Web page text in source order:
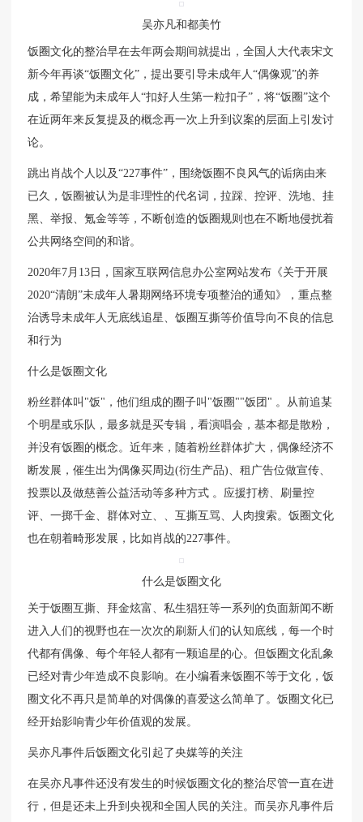
吴亦凡和都美竹
饭圈文化的整治早在去年两会期间就提出，全国人大代表宋文
新今年再谈“饭圈文化”，提出要引导未成年人“偶像观”的养
成，希望能为未成年人“扣好人生第一粒扣子”，将“饭圈”这个
在近两年来反复提及的概念再一次上升到议案的层面上引发讨
论。
跳出肖战个人以及“227事件”，围绕饭圈不良风气的诟病由来
已久，饭圈被认为是非理性的代名词，拉踩、控评、洗地、挂
黑、举报、氪金等等，不断创造的饭圈规则也在不断地侵扰着
公共网络空间的和谐。
2020年7月13日，国家互联网信息办公室网站发布《关于开展
2020“清朗”未成年人暑期网络环境专项整治的通知》，重点整
治诱导未成年人无底线追星、饭圈互撕等价值导向不良的信息
和行为
什么是饭圈文化
粉丝群体叫"饭"，他们组成的圈子叫"饭圈""饭团" 。从前追某
个明星或乐队，最多就是买专辑，看演唱会，基本都是散粉，
并没有饭圈的概念。近年来，随着粉丝群体扩大，偶像经济不
断发展，催生出为偶像买周边(衍生产品)、租广告位做宣传、
投票以及做慈善公益活动等多种方式 。应援打榜、刷量控
评、一掷千金、群体对立、、互撕互骂、人肉搜索。饭圈文化
也在朝着畸形发展，比如肖战的227事件。
什么是饭圈文化
关于饭圈互撕、拜金炫富、私生猖狂等一系列的负面新闻不断
进入人们的视野也在一次次的刷新人们的认知底线，每一个时
代都有偶像、每个年轻人都有一颗追星的心。但饭圈文化乱象
已经对青少年造成不良影响。在小编看来饭圈不等于文化，饭
圈文化不再只是简单的对偶像的喜爱这么简单了。饭圈文化已
经开始影响青少年价值观的发展。
吴亦凡事件后饭圈文化引起了央媒等的关注
在吴亦凡事件还没有发生的时候饭圈文化的整治尽管一直在进
行，但是还未上升到央视和全国人民的关注。而吴亦凡事件后